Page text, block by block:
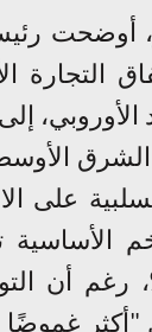
أوضحت
التجارة
الأوروبي،
الشرق
على
البالغ 2%،
غموضًا